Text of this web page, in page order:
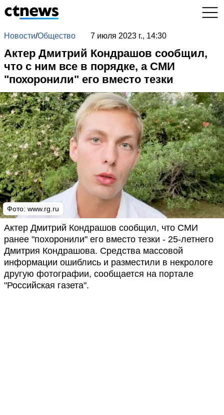
Новости/Общество 7 июля 2023 г., 14:30
Актер Дмитрий Кондрашов сообщил,
что с ним все в порядке, а СМИ
"похоронили" его вместо тезки
Фото: www.rg.ru
Актер Дмитрий Кондрашов сообщил, что СМИ
ранее "похоронили" его вместо тезки - 25-летнего
Дмитрия Кондрашова. Средства массовой
информации ошиблись и разместили в некрологе
другую фотографии, сообщается на портале
"Российская газета".